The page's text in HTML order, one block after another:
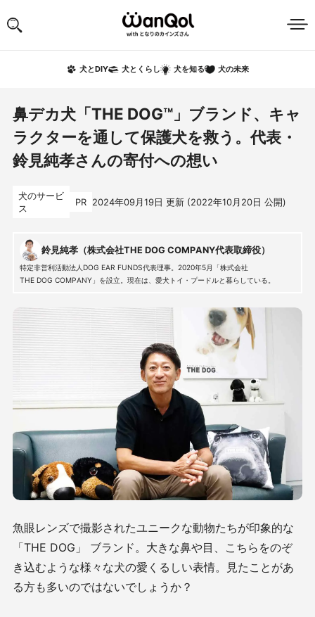
犬とDIY 犬とくらし 犬を知る 犬の未来
鼻デカ犬「THE DOG™」ブランド、キャ
ラクターを通して保護犬を救う。代表・
鈴見純孝さんの寄付への想い
犬のサービ
ス
PR 2024年09月19日 更新 (2022年10月20日 公開)
鈴見純孝（株式会社THE DOG COMPANY代表取締役）
特定非営利活動法人DOG EAR FUNDS代表理事。2020年5月「株式会社
THE DOG COMPANY」を設立。現在は、愛犬トイ・プードルと暮らしている。
魚眼レンズで撮影されたユニークな動物たちが印象的な
「THE DOG」 ブランド。大きな鼻や目、こちらをのぞ
き込むような様々な犬の愛くるしい表情。見たことがあ
る方も多いのではないでしょうか？